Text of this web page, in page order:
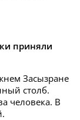
приняли
Засызране
столб.
человека. В